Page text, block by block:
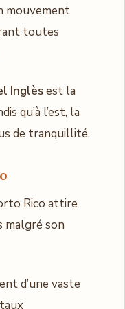
mouvement
toutes
Inglèsest la
qu’à l’est, la
de tranquillité.
Rico attire
malgré son
d’une vaste